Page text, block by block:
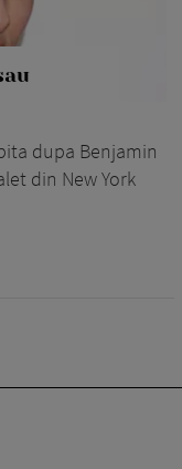
dupa Benjamin
din New York